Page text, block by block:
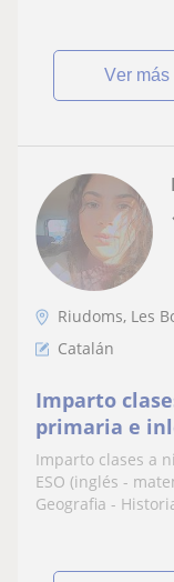
ver más
Riudoms, Les
Catalán
Imparto
primaria e
matemáticas
Geografia -
Imparto clases a
ESO (inglés -
Geografia -